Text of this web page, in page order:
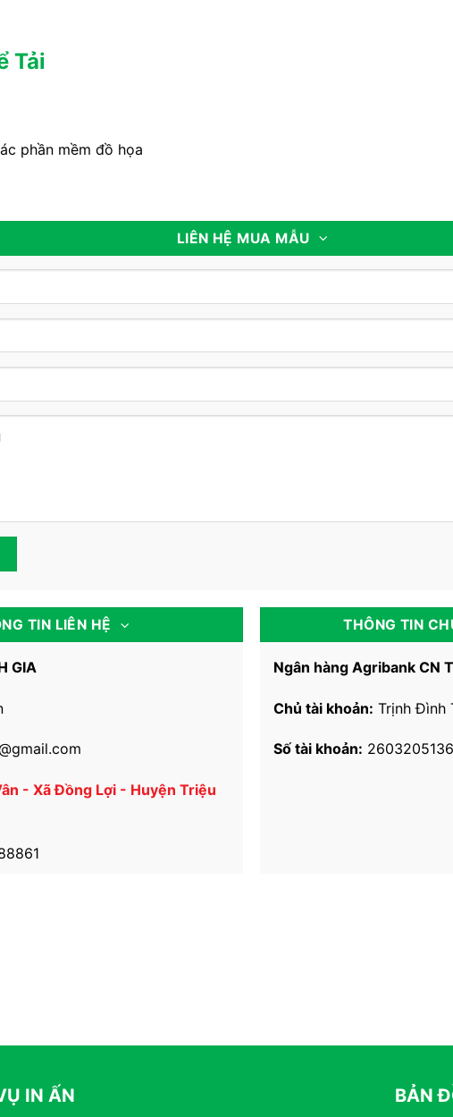
Tải
phần mềm đồ họa
LIÊN HỆ MUA MẪU
TIN LIÊN HỆ
GIA
- Xã Đồng Lợi - Huyện Triệu
THÔNG TIN
Ngân hàng Agribank CN
Chủ tài khoản: Trịnh Đình
Số tài khoản:
IN ẤN BẢN